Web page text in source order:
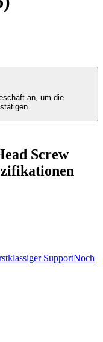
an, um die
Screw
SupportNoch